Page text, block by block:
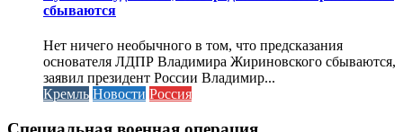
сбываются
Нет ничего необычного в том, что предсказания
основателя ЛДПР Владимира Жириновского сбываются,
заявил президент России Владимир...
Кремль Новости Россия